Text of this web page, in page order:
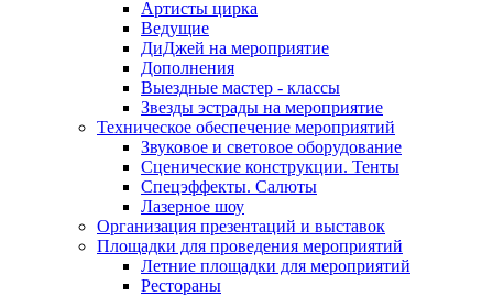
Артисты цирка
Ведущие
ДиДжей на мероприятие
Дополнения
Выездные мастер - классы
Звезды эстрады на мероприятие
Техническое обеспечение мероприятий
Звуковое и световое оборудование
Сценические конструкции. Тенты
Спецэффекты. Салюты
Лазерное шоу
Организация презентаций и выставок
Площадки для проведения мероприятий
Летние площадки для мероприятий
Рестораны